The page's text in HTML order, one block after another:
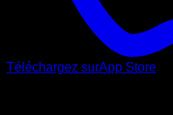
Téléchargez surApp Store